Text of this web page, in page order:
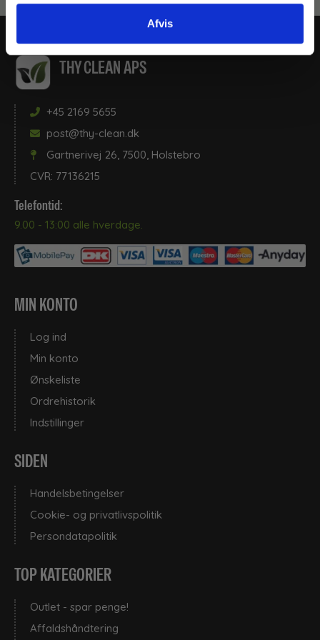
Afvis
THY CLEAN APS
+45 2169 5655
post@thy-clean.dk
Gartnerivej 26, 7500, Holstebro
CVR: 77136215
Telefontid:
9.00 - 13:00 alle hverdage.
MIN KONTO
Log ind
Min konto
Ønskeliste
Ordrehistorik
Indstillinger
SIDEN
Handelsbetingelser
Cookie- og privatlivspolitik
Persondatapolitik
TOP KATEGORIER
Outlet - spar penge!
Affaldshåndtering